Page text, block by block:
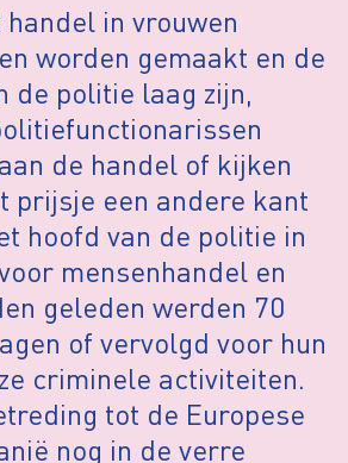
in vrouwen
worden gemaakt en de
de politie laag zijn,
de handel of kijken
prijsje een andere kant
hoofd van de politie in
mensenhandel en
geleden werden 70
of vervolgd voor hun
criminele activiteiten.
tot de Europese
nog in de verre